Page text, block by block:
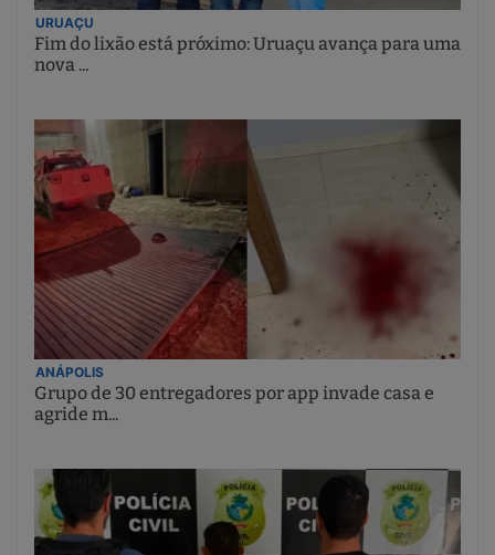
URUAÇU
Fim do lixão está próximo: Uruaçu avança para uma
nova ...
ANÁPOLIS
Grupo de 30 entregadores por app invade casa e
agride m...